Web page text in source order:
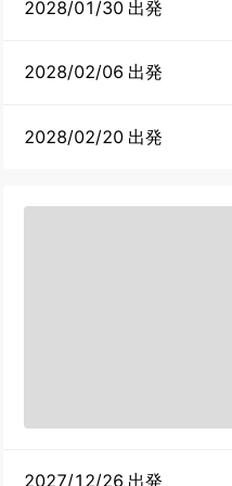
2028/01/30 出発
2028/02/06 出発
2028/02/20 出発
2027/12/26 出発